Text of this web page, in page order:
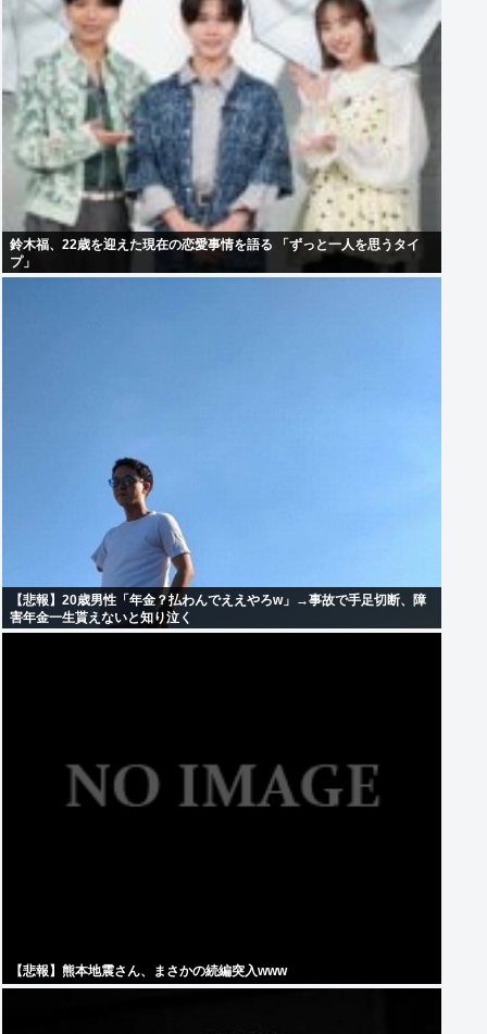
鈴木福、22歳を迎えた現在の恋愛事情を語る 「ずっと一人を思うタイ
プ」
【悲報】20歳男性「年金？払わんでええやろw」→事故で手足切断、障
害年金一生貰えないと知り泣く
【悲報】熊本地震さん、まさかの続編突入www